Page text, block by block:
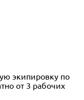
экипировку по
от 3 рабочих